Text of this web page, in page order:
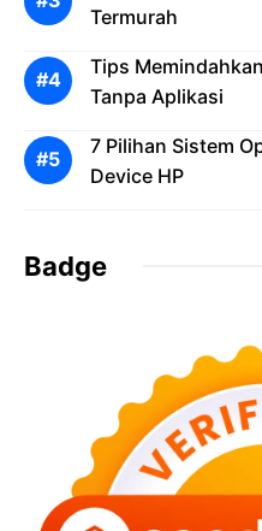
Termurah
Tips
Tanpa Aplikasi
7 Pilihan Sistem
Device HP
Badge